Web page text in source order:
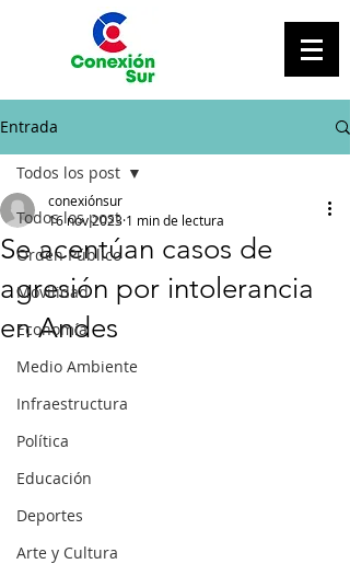
Entrada
Todos los post
Orden Público
Movilidad
Economía
Medio Ambiente
Infraestructura
Política
Educación
Deportes
Arte y Cultura
Todos los post
Se acentúan casos de
agresión por intolerancia
en Andes
conexiónsur
16 nov 2023 1 min de lectura